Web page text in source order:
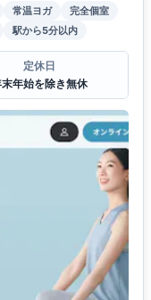
常温ヨガ
完全個室
駅から5分以内
定休日
年始を除き無休